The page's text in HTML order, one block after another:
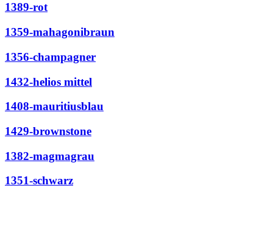
1389-rot
1359-mahagonibraun
1356-champagner
1432-helios mittel
1408-mauritiusblau
1429-brownstone
1382-magmagrau
1351-schwarz